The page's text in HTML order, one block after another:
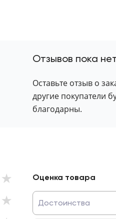
Отзывов пока
Оставьте отзыв о
другие покупатели
благодарны.
Оценка товара
Достоинства